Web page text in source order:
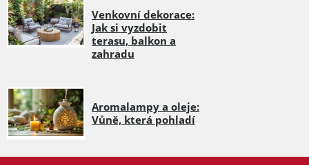
Venkovní dekorace:
Jak si vyzdobit
terasu, balkon a
zahradu
Aromalampy a oleje:
Vůně, která pohladí